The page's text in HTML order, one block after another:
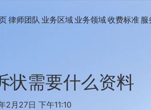
律师团队 业务区域 业务领域收费标准 服
状需要什么资料
2月27日 下午11:10